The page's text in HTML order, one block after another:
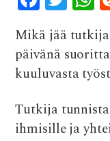
ac
e
b
o
o
k
w
it
te
r
h
s
A
p
p
Mikä jää
päivänä
kuuluvasta
Tutkija
ihmisille ja